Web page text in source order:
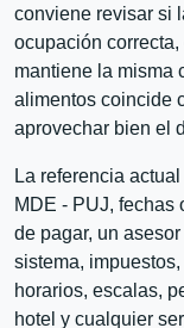
conviene revisar si
ocupación
mantiene la misma
alimentos coincide
aprovechar bien el
La referencia
MDE - PUJ, fechas
de pagar, un
sistema,
horarios, escalas,
hotel y cualquier